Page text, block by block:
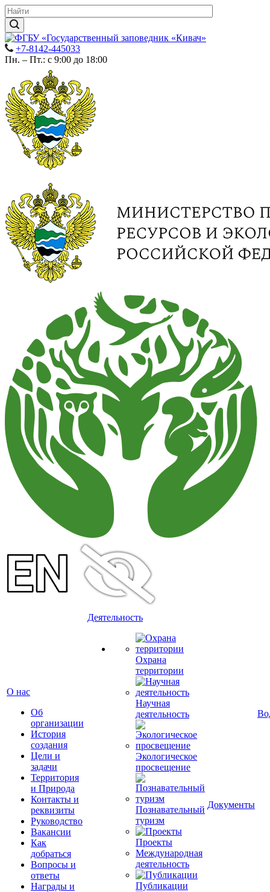
+7-8142-445033
Пн. – Пт.: с 9:00 до 18:00
О нас
Об
организации
История
создания
Цели и
задачи
Территория
и Природа
Контакты и
реквизиты
Руководство
Вакансии
Как
добраться
Вопросы и
ответы
Награды и
Деятельность
Охрана
территории
Научная
деятельность
Экологическое
просвещение
Познавательный
туризм
Проекты
Международная
деятельность
Публикации
Документы